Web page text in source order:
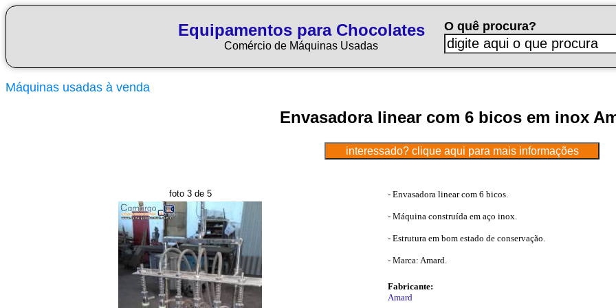
Equipamentos para Chocolates
Comércio de Máquinas Usadas
O quê procura?
Máquinas usadas à venda
Envasadora linear com 6 bicos em inox
foto 3 de 5 - Envasadora linear com 6 bicos.
- Máquina construída em aço inox.
- Estrutura em bom estado de conservação.
- Marca: Amard.
Fabricante:
Amard